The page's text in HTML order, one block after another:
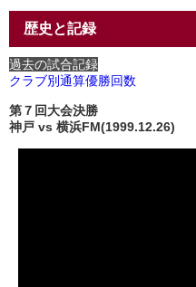
歴史と記録
過去の試合記録
クラブ別通算優勝回数
第７回大会決勝
神戸 vs 横浜FM(1999.12.26)